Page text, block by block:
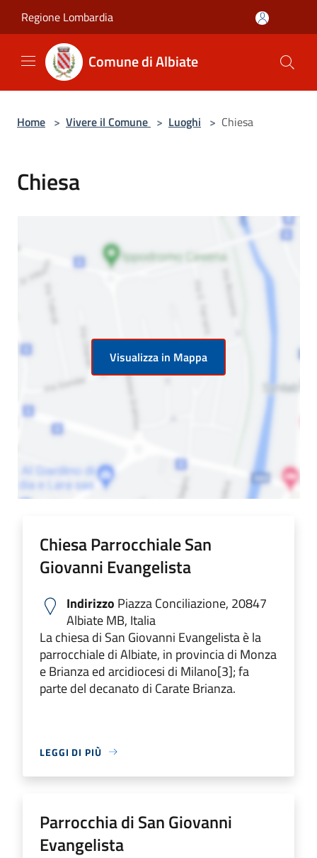
Regione Lombardia
Comune di Albiate
Home > Vivere il Comune > Luoghi > Chiesa
Chiesa
Visualizza in Mappa
Chiesa Parrocchiale San
Giovanni Evangelista
Indirizzo Piazza Conciliazione, 20847
Albiate MB, Italia
La chiesa di San Giovanni Evangelista è la
parrocchiale di Albiate, in provincia di Monza
e Brianza ed arcidiocesi di Milano[3]; fa
parte del decanato di Carate Brianza.
LEGGI DI PIÙ
Parrocchia di San Giovanni
Evangelista